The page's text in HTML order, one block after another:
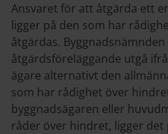
Ansvaret för att åtgärda ett
ligger på den som har
åtgärdas.
åtgärdsföreläggande utgå
ägare alternativt den
som har rådighet över
byggnadsägaren eller
råder över hindret, ligger det